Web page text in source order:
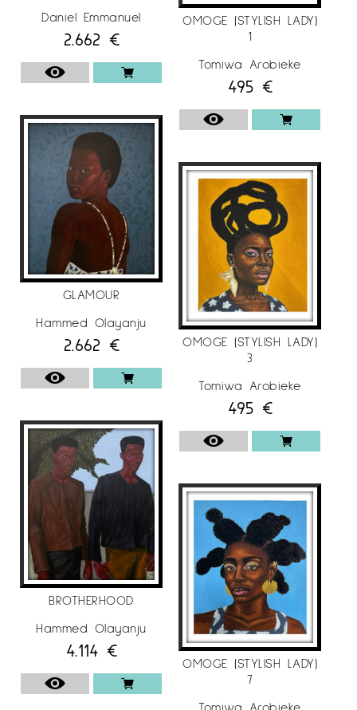
Daniel Emmanuel
2.662 €
GLAMOUR
Hammed Olayanju
2.662 €
BROTHERHOOD
Hammed Olayanju
4.114 €
OMOGE (STYLISH LADY)
1
Tomiwa Arobieke
495 €
OMOGE (STYLISH LADY)
3
Tomiwa Arobieke
495 €
OMOGE (STYLISH LADY)
7
Tomiwa Arobieke